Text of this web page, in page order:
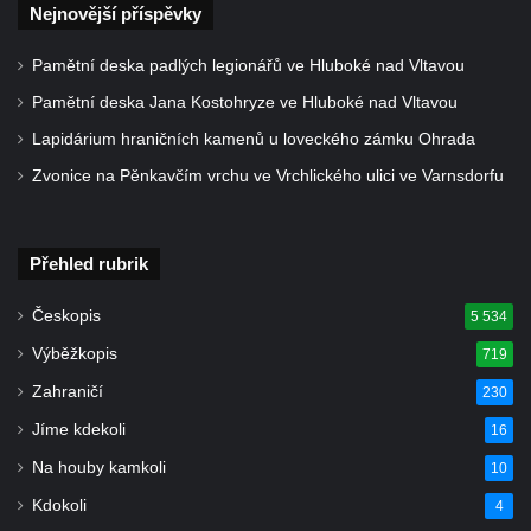
Kříž u kostela Nanebevzetí Panny Marie v
Machovský kříž v Broumovských stěnách
Kříž u domu čp. 128 na Vlčí Hoře
Kříž u domu čp. 79 v ulici Salmovská ve
Teplicích
Údajný kříž u silnice č. 15 západně od
Nejnovější příspěvky
Pamětní deska padlých legionářů ve Hluboké nad Vltavou
Pamětní deska Jana Kostohryze ve Hluboké nad Vltavou
Lapidárium hraničních kamenů u loveckého zámku Ohrada
Zvonice na Pěnkavčím vrchu ve Vrchlického ulici ve Varnsdorfu
Přehled rubrik
Českopis 5 534
Výběžkopis 719
Zahraničí 230
Jíme kdekoli 16
Na houby kamkoli 10
Kdokoli 4